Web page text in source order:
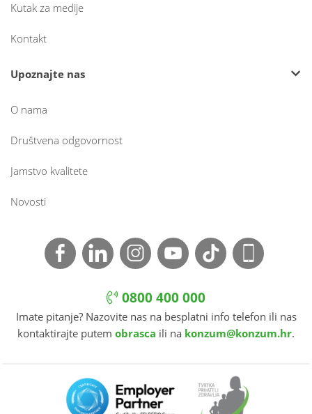
Kutak za medije
Kontakt
Upoznajte nas
O nama
Društvena odgovornost
Jamstvo kvalitete
Novosti
0800 400 000
Imate pitanje? Nazovite nas na besplatni info telefon ili nas
kontaktirajte putem obrasca ili na konzum@konzum.hr.